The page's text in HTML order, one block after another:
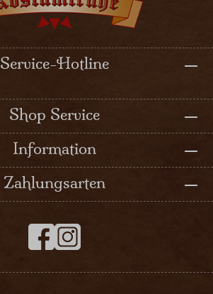
Service-Hotline
Shop Service
Information
Zahlungsarten